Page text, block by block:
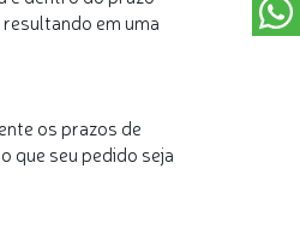
em uma
os prazos de
que seu pedido seja